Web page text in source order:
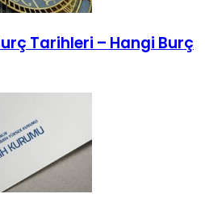
Tarihleri – Hangi Burç